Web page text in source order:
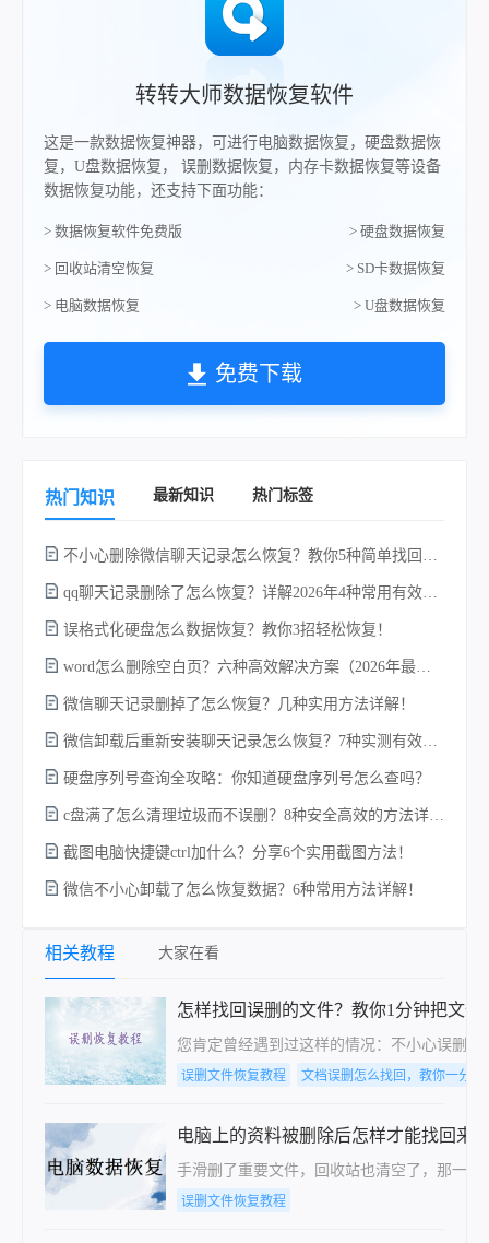
转转大师数据恢复软件
这是一款数据恢复神器，可进行电脑数据恢复，硬盘数据恢
复，U盘数据恢复， 误删数据恢复，内存卡数据恢复等设备
数据恢复功能，还支持下面功能：
> 数据恢复软件免费版 > 硬盘数据恢复
> 回收站清空恢复 > SD卡数据恢复
> 电脑数据恢复 > U盘数据恢复
免费下载
热门知识 最新知识 热门标签
不小心删除微信聊天记录怎么恢复？教你5种简单找回的方法！
qq聊天记录删除了怎么恢复？详解2026年4种常用有效的方法（支持.db数据库提取）
误格式化硬盘怎么数据恢复？教你3招轻松恢复！
word怎么删除空白页？六种高效解决方案（2026年最新实操指南）！
微信聊天记录删掉了怎么恢复？几种实用方法详解！
微信卸载后重新安装聊天记录怎么恢复？7种实测有效的恢复方案详解！
硬盘序列号查询全攻略：你知道硬盘序列号怎么查吗？
c盘满了怎么清理垃圾而不误删？8种安全高效的方法详解+误删恢复指南！
截图电脑快捷键ctrl加什么？分享6个实用截图方法！
微信不小心卸载了怎么恢复数据？6种常用方法详解！
相关教程 大家在看
怎样找回误删的文件？教你1分钟把文件
您肯定曾经遇到过这样的情况：不小心误删
误删文件恢复教程 文档误删怎么找回，教你一分钟
电脑上的资料被删除后怎样才能找回来
手滑删了重要文件，回收站也清空了，那一
误删文件恢复教程